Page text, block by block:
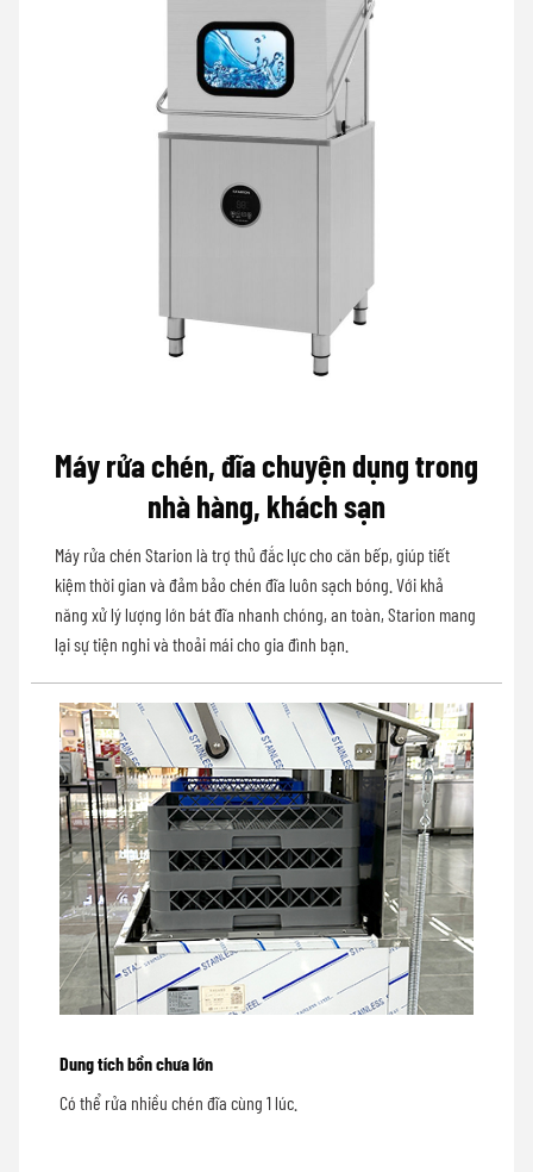
Máy rửa chén, đĩa chuyện dụng trong
nhà hàng, khách sạn
Máy rửa chén Starion là trợ thủ đắc lực cho căn bếp, giúp tiết
kiệm thời gian và đảm bảo chén đĩa luôn sạch bóng. Với khả
năng xử lý lượng lớn bát đĩa nhanh chóng, an toàn, Starion mang
lại sự tiện nghi và thoải mái cho gia đình bạn.
Dung tích bồn chưa lớn
Có thể rửa nhiều chén đĩa cùng 1 lúc.